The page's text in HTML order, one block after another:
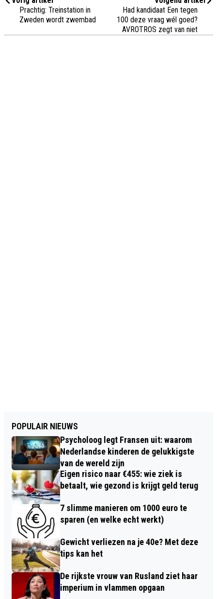
Prachtig: Treinstation in
Zweden wordt zwembad
Had kandidaat Een tegen
100 deze vraag wél goed?
AVROTROS zegt van niet
POPULAIR NIEUWS
Psycholoog legt Fransen uit: waarom
Nederlandse kinderen de gelukkigste
van de wereld zijn
Eigen risico naar €455: wie ziek is
betaalt, wie gezond is krijgt geld terug
7 slimme manieren om 1000 euro te
sparen (en welke echt werkt)
Gewicht verliezen na je 40e? Met deze
tips kan het
De rijkste vrouw van Rusland ziet haar
imperium in vlammen opgaan